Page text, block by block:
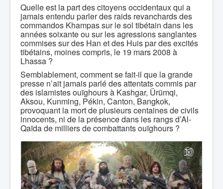
Quelle est la part des citoyens occidentaux qui a
jamais entendu parler des raids revanchards des
commandos Khampas sur le sol tibétain dans les
années soixante ou sur les agressions sanglantes
commises sur des Han et des Huis par des excités
tibétains, moines compris, le 19 mars 2008 à
Lhassa ?
Semblablement, comment se fait-il que la grande
presse n’ait jamais parlé des attentats commis par
des islamistes ouïghours à Kashgar, Ürümqi,
Aksou, Kunming, Pékin, Canton, Bangkok,
provoquant la mort de plusieurs centaines de civils
innocents, ni de la présence dans les rangs d’Al-
Qaïda de milliers de combattants ouïghours ?